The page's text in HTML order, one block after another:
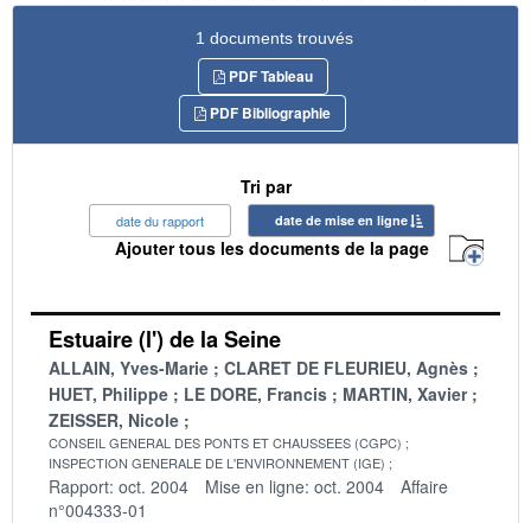
1 documents trouvés
PDF Tableau
PDF Bibliographie
Tri par
date du rapport date de mise en ligne
Ajouter tous les documents de la page
Estuaire (l') de la Seine
ALLAIN, Yves-Marie
CLARET DE FLEURIEU, Agnès
HUET, Philippe
LE DORE, Francis
MARTIN, Xavier
ZEISSER, Nicole
CONSEIL GENERAL DES PONTS ET CHAUSSEES (CGPC)
INSPECTION GENERALE DE L'ENVIRONNEMENT (IGE)
Rapport: oct. 2004 Mise en ligne: oct. 2004
Affaire
n°004333-01